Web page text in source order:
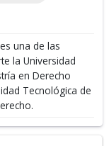
una de las
la Universidad
en Derecho
Tecnológica de